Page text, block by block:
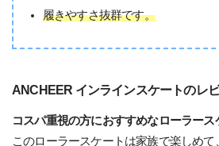
履きやすさ抜群です。
ANCHEER インラインスケートのレ
コスパ重視の方におすすめなローラース
このローラースケートは家族で楽しめ